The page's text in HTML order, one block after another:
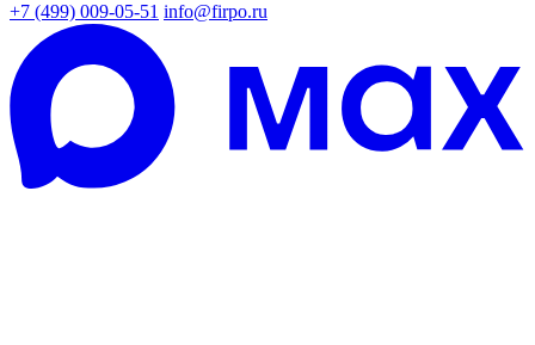
+7 (499) 009-05-51 info@firpo.ru